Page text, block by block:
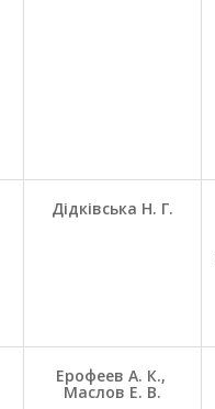
Дідківська Н. Г.
Ерофеев А. К.,
Маслов Е. В.